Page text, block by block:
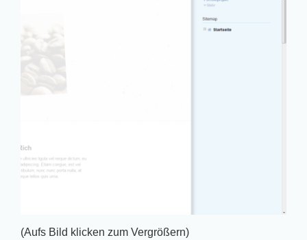
(Aufs Bild klicken zum Vergrößern)